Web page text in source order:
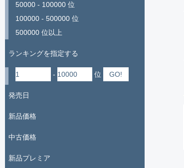
50000 - 100000 位
100000 - 500000 位
500000 位以上
ランキングを指定する
- 位
発売日
新品価格
中古価格
新品プレミア